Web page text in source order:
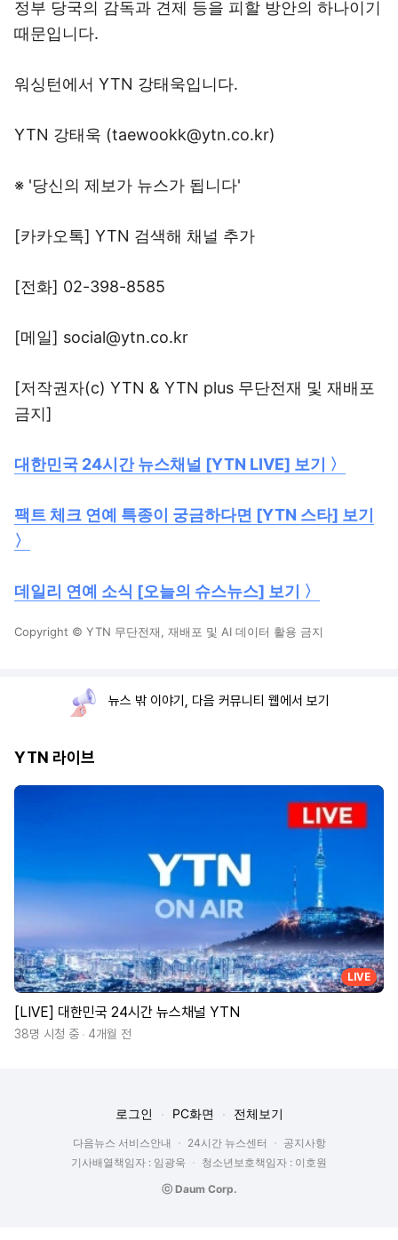
정부 당국의 감독과 견제 등을 피할 방안의 하나이기
때문입니다.
워싱턴에서 YTN 강태욱입니다.
YTN 강태욱 (taewookk@ytn.co.kr)
※ '당신의 제보가 뉴스가 됩니다'
[카카오톡] YTN 검색해 채널 추가
[전화] 02-398-8585
[메일] social@ytn.co.kr
[저작권자(c) YTN & YTN plus 무단전재 및 재배포
금지]
대한민국 24시간 뉴스채널 [YTN LIVE] 보기 〉
팩트 체크 연예 특종이 궁금하다면 [YTN 스타] 보기
〉
데일리 연예 소식 [오늘의 슈스뉴스] 보기 〉
Copyright © YTN 무단전재, 재배포 및 AI 데이터 활용 금지
뉴스 밖 이야기, 다음 커뮤니티 웹에서 보기
YTN 라이브
LIVE
[LIVE] 대한민국 24시간 뉴스채널 YTN
38명 시청 중 4개월 전
로그인 PC화면 전체보기
다음뉴스 서비스안내 24시간 뉴스센터
공지사항
기사배열책임자 : 임광욱
청소년보호책임자 : 이호원
ⓒ Daum Corp.